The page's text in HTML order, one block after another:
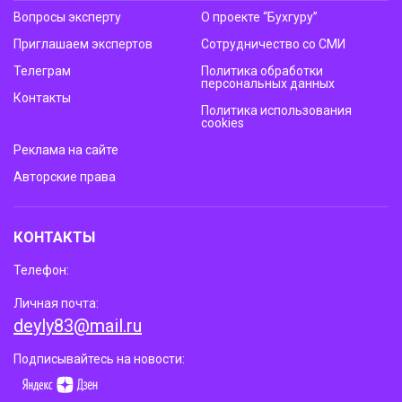
Вопросы эксперту
Приглашаем экспертов
Телеграм
Контакты
О проекте “Бухгуру”
Сотрудничество со СМИ
Политика обработки
персональных данных
Политика использования
cookies
Реклама на сайте
Авторские права
КОНТАКТЫ
Телефон:
Личная почта:
deyly83@mail.ru
Подписывайтесь на новости: